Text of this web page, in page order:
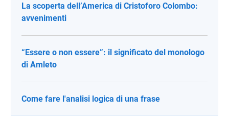
La scoperta dell’America di Cristoforo Colombo:
avvenimenti
“Essere o non essere”: il significato del monologo
di Amleto
Come fare l'analisi logica di una frase